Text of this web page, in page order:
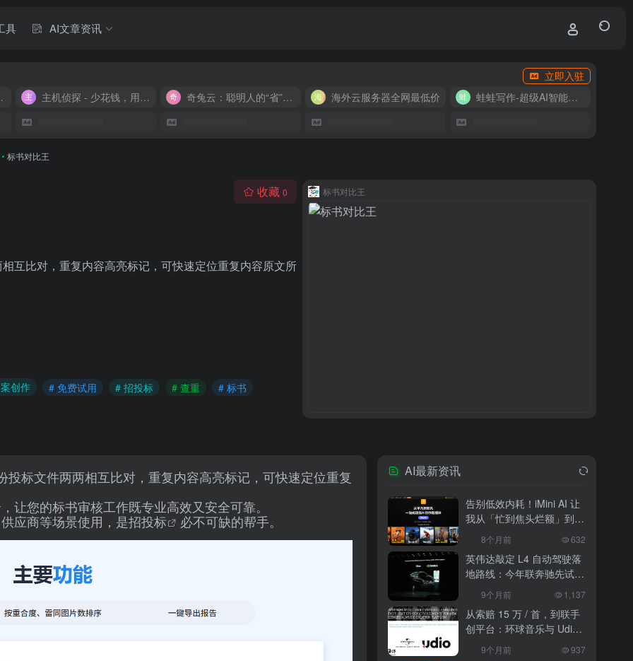
具 AI文章资讯
立即入驻
月
主机侦探 - 少花钱，用好云 奇兔云：聪明人的“省”钱计划！ 海外云服务器全网最低价 蛙蛙写作-超级AI智能写作助手
• 标书对比王
收藏 0
互比对，重复内容高亮标记，可快速定位重复内容原文所
创作 # 免费试用 # 招投标 # 查重 # 标书
标书对比王
投标文件两两相互比对，重复内容高亮标记，可快速定位重复
让您的标书审核工作既专业高效又安全可靠。
应商等场景使用，是招投标 必不可缺的帮手。
AI最新资讯
告别低效内耗！iMini AI 让
我从「忙到焦头烂额」到
「下班准时打卡」
8个月前 632
英伟达敲定 L4 自动驾驶落
地路线：今年联奔驰先试
水，2027 年 10 万辆无人
出租上路
9个月前 1,137
从索赔 15 万 / 首，到联手
创平台：环球音乐与 Udio
和解，改写 AI 音乐行业规
9个月前 937